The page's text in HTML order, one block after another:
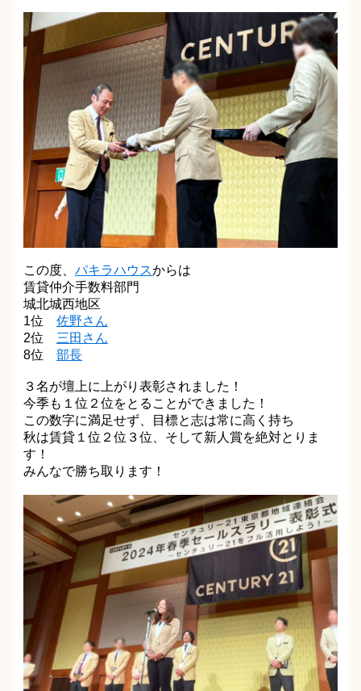
この度、パキラハウスからは
賃貸仲介手数料部門
城北城西地区
1位佐野さん
2位三田さん
8位部長
３名が壇上に上がり表彰されました！
今季も１位２位をとることができました！
この数字に満足せず、目標と志は常に高く持ち
秋は賃貸１位２位３位、そして新人賞を絶対とりま
す！
みんなで勝ち取ります！